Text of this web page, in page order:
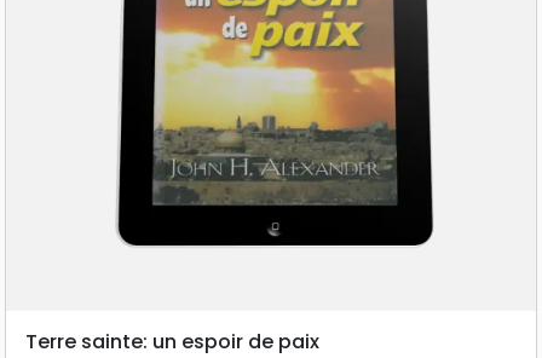
Terre sainte: un espoir de paix